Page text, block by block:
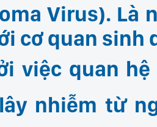
Virus). Là
cơ quan sinh
việc quan
nhiễm từ